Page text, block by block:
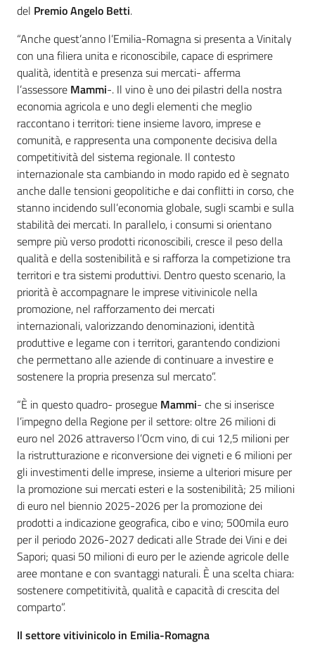
del Premio Angelo Betti.
“Anche quest’anno l’Emilia-Romagna si presenta a Vinitaly
con una filiera unita e riconoscibile, capace di esprimere
qualità, identità e presenza sui mercati- afferma
l’assessore Mammi-. Il vino è uno dei pilastri della nostra
economia agricola e uno degli elementi che meglio
raccontano i territori: tiene insieme lavoro, imprese e
comunità, e rappresenta una componente decisiva della
competitività del sistema regionale. Il contesto
internazionale sta cambiando in modo rapido ed è segnato
anche dalle tensioni geopolitiche e dai conflitti in corso, che
stanno incidendo sull’economia globale, sugli scambi e sulla
stabilità dei mercati. In parallelo, i consumi si orientano
sempre più verso prodotti riconoscibili, cresce il peso della
qualità e della sostenibilità e si rafforza la competizione tra
territori e tra sistemi produttivi. Dentro questo scenario, la
priorità è accompagnare le imprese vitivinicole nella
promozione, nel rafforzamento dei mercati
internazionali, valorizzando denominazioni, identità
produttive e legame con i territori, garantendo condizioni
che permettano alle aziende di continuare a investire e
sostenere la propria presenza sul mercato”.
“È in questo quadro- prosegue Mammi- che si inserisce
l’impegno della Regione per il settore: oltre 26 milioni di
euro nel 2026 attraverso l’Ocm vino, di cui 12,5 milioni per
la ristrutturazione e riconversione dei vigneti e 6 milioni per
gli investimenti delle imprese, insieme a ulteriori misure per
la promozione sui mercati esteri e la sostenibilità; 25 milioni
di euro nel biennio 2025-2026 per la promozione dei
prodotti a indicazione geografica, cibo e vino; 500mila euro
per il periodo 2026-2027 dedicati alle Strade dei Vini e dei
Sapori; quasi 50 milioni di euro per le aziende agricole delle
aree montane e con svantaggi naturali. È una scelta chiara:
sostenere competitività, qualità e capacità di crescita del
comparto”.
Il settore vitivinicolo in Emilia-Romagna